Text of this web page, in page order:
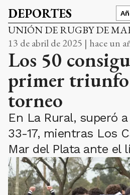
DEPORTES
UNIÓN DE RUGBY DE
13 de abril de 2025 | hace un
Los 50
primer triunfo
torneo
En La Rural, superó
33-17, mientras Los
Mar del Plata ante el